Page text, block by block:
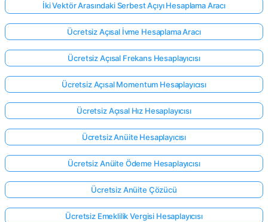
İki Vektör Arasındaki Serbest Açıyı Hesaplama Aracı
Ücretsiz Açısal İvme Hesaplama Aracı
Ücretsiz Açısal Frekans Hesaplayıcısı
Ücretsiz Açısal Momentum Hesaplayıcısı
Ücretsiz Açısal Hız Hesaplayıcısı
Ücretsiz Anüite Hesaplayıcısı
Ücretsiz Anüite Ödeme Hesaplayıcısı
Ücretsiz Anüite Çözücü
Ücretsiz Emeklilik Vergisi Hesaplayıcısı